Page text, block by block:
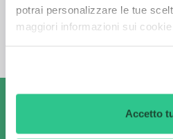
potrai personalizzare le tue
maggiori informazioni sui
Accetto
CONTATTACI
Iscriviti alla